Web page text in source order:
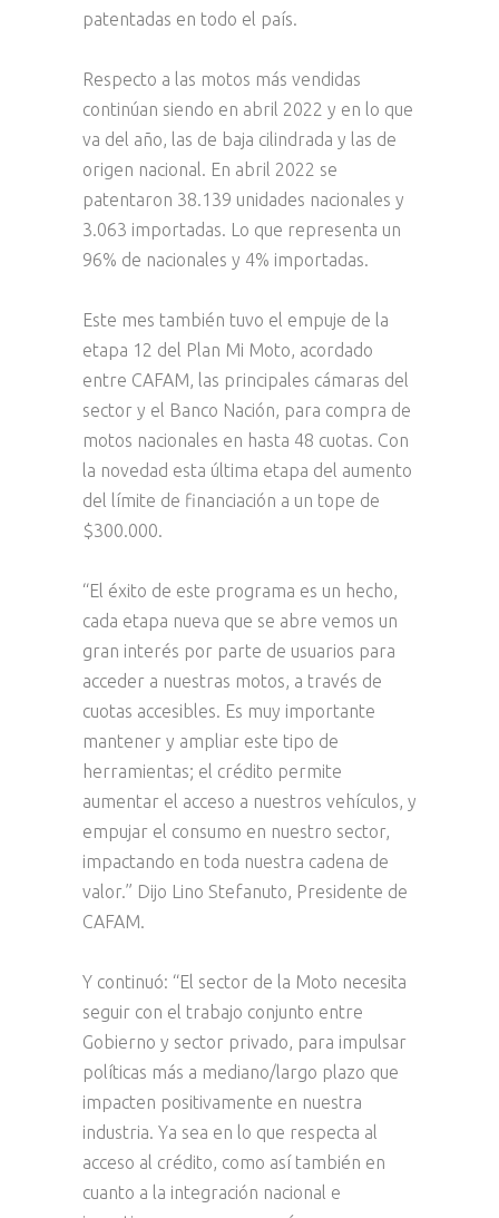
patentadas en todo el país.
Respecto a las motos más vendidas
continúan siendo en abril 2022 y en lo que
va del año, las de baja cilindrada y las de
origen nacional. En abril 2022 se
patentaron 38.139 unidades nacionales y
3.063 importadas. Lo que representa un
96% de nacionales y 4% importadas.
Este mes también tuvo el empuje de la
etapa 12 del Plan Mi Moto, acordado
entre CAFAM, las principales cámaras del
sector y el Banco Nación, para compra de
motos nacionales en hasta 48 cuotas. Con
la novedad esta última etapa del aumento
del límite de financiación a un tope de
$300.000.
“El éxito de este programa es un hecho,
cada etapa nueva que se abre vemos un
gran interés por parte de usuarios para
acceder a nuestras motos, a través de
cuotas accesibles. Es muy importante
mantener y ampliar este tipo de
herramientas; el crédito permite
aumentar el acceso a nuestros vehículos, y
empujar el consumo en nuestro sector,
impactando en toda nuestra cadena de
valor.” Dijo Lino Stefanuto, Presidente de
CAFAM.
Y continuó: “El sector de la Moto necesita
seguir con el trabajo conjunto entre
Gobierno y sector privado, para impulsar
políticas más a mediano/largo plazo que
impacten positivamente en nuestra
industria. Ya sea en lo que respecta al
acceso al crédito, como así también en
cuanto a la integración nacional e